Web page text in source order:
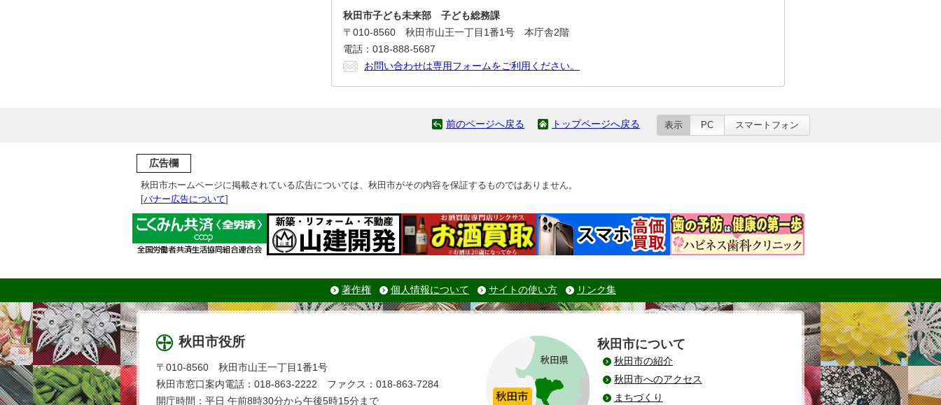
秋田市子ども未来部 子ども総務課
〒010-8560 秋田市山王一丁目1番1号 本庁舎2階
電話：018-888-5687
お問い合わせは専用フォームをご利用ください。
前のページへ戻る トップページへ戻る 表示 PC スマートフォン
広告欄
秋田市ホームページに掲載されている広告については、秋田市がその内容を保証するものではありません。
[バナー広告について]
著作権 個人情報について サイトの使い方 リンク集
秋田市役所
〒010-8560 秋田市山王一丁目1番1号
秋田市窓口案内電話：018-863-2222 ファクス：018-863-7284
開庁時間：平日 午前8時30分から午後5時15分まで
秋田市について
秋田市の紹介
秋田市へのアクセス
まちづくり